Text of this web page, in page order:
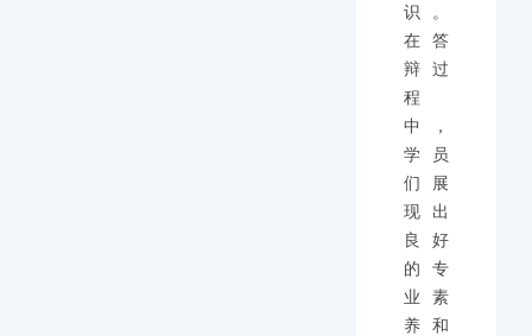
识。
在答
辩过
程
中，
学员
们展
现出
良好
的专
业素
养和